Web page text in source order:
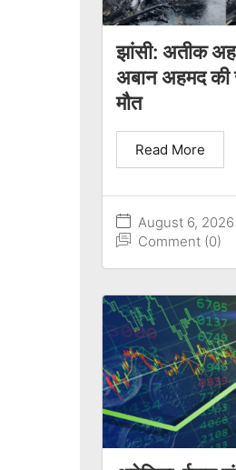
झांसी: अतीक
अबान अहमद की
मौत
August 6, 2026
Comment (0)
Read More